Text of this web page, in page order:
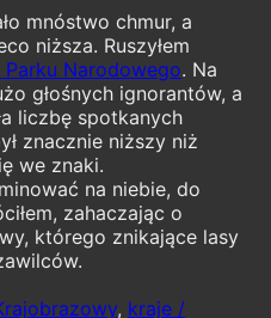
mnóstwo chmur, a
niższa. Ruszyłem
Parku Narodowego. Na
głośnych ignorantów, a
liczbę spotkanych
znacznie niższy niż
we znaki.
na niebie, do
zahaczając o
którego znikające lasy
, kraje /